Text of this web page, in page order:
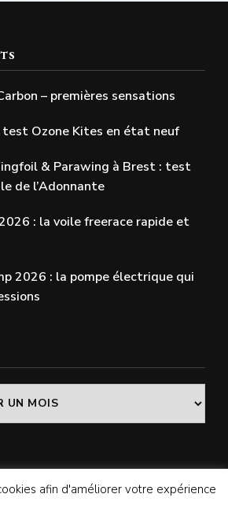
– premières sensations
test Ozone Kites en état neuf
& Parawing à Brest : test
de l’Adonnante
: la voile freerace rapide et
2026 : la pompe électrique qui
SWELLADDICTION | Le blog. Tous
afin d'améliorer votre expérience